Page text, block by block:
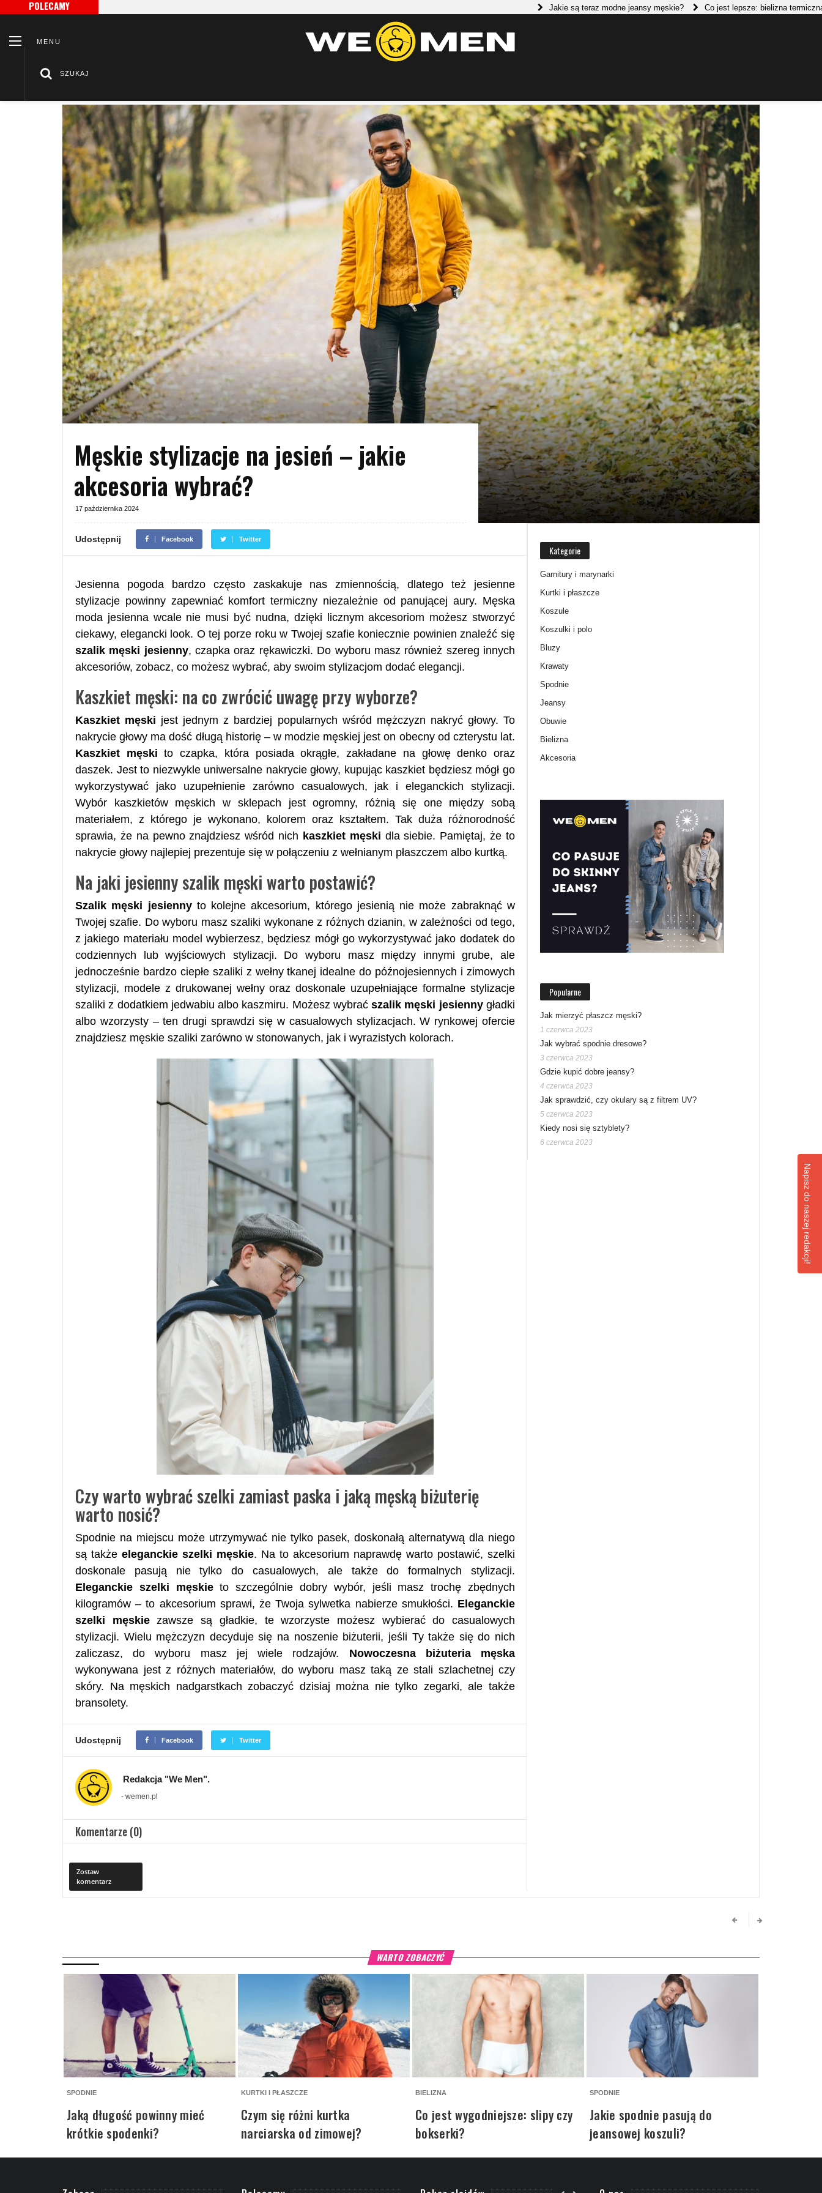
POLECAMY Jakie są teraz modne jeansy męskie?
Co jest lepsze: bielizna termiczna czy
MENU
SZUKAJ
Męskie stylizacje na jesień – jakie
akcesoria wybrać?
17 października 2024
Udostępnij Facebook Twitter
Jesienna pogoda bardzo często zaskakuje nas zmiennością, dlatego też jesienne
stylizacje powinny zapewniać komfort termiczny niezależnie od panującej aury. Męska
moda jesienna wcale nie musi być nudna, dzięki licznym akcesoriom możesz stworzyć
ciekawy, elegancki look. O tej porze roku w Twojej szafie koniecznie powinien znaleźć się
szalik męski jesienny, czapka oraz rękawiczki. Do wyboru masz również szereg innych
akcesoriów, zobacz, co możesz wybrać, aby swoim stylizacjom dodać elegancji.
Kaszkiet męski: na co zwrócić uwagę przy wyborze?
Kaszkiet męski jest jednym z bardziej popularnych wśród mężczyzn nakryć głowy. To
nakrycie głowy ma dość długą historię – w modzie męskiej jest on obecny od czterystu lat.
Kaszkiet męski to czapka, która posiada okrągłe, zakładane na głowę denko oraz
daszek. Jest to niezwykle uniwersalne nakrycie głowy, kupując kaszkiet będziesz mógł go
wykorzystywać jako uzupełnienie zarówno casualowych, jak i eleganckich stylizacji.
Wybór kaszkietów męskich w sklepach jest ogromny, różnią się one między sobą
materiałem, z którego je wykonano, kolorem oraz kształtem. Tak duża różnorodność
sprawia, że na pewno znajdziesz wśród nich kaszkiet męski dla siebie. Pamiętaj, że to
nakrycie głowy najlepiej prezentuje się w połączeniu z wełnianym płaszczem albo kurtką.
Na jaki jesienny szalik męski warto postawić?
Szalik męski jesiennyto kolejne akcesorium, którego jesienią nie może zabraknąć w
Twojej szafie. Do wyboru masz szaliki wykonane z różnych dzianin, w zależności od tego,
z jakiego materiału model wybierzesz, będziesz mógł go wykorzystywać jako dodatek do
codziennych lub wyjściowych stylizacji. Do wyboru masz między innymi grube, ale
jednocześnie bardzo ciepłe szaliki z wełny tkanej idealne do późnojesiennych i zimowych
stylizacji, modele z drukowanej wełny oraz doskonale uzupełniające formalne stylizacje
szaliki z dodatkiem jedwabiu albo kaszmiru. Możesz wybraćszalik męski jesiennygładki
albo wzorzysty – ten drugi sprawdzi się w casualowych stylizacjach. W rynkowej ofercie
znajdziesz męskie szaliki zarówno w stonowanych, jak i wyrazistych kolorach.
Czy warto wybrać szelki zamiast paska i jaką męską biżuterię
warto nosić?
Spodnie na miejscu może utrzymywać nie tylko pasek, doskonałą alternatywą dla niego
są także eleganckie szelki męskie. Na to akcesorium naprawdę warto postawić, szelki
doskonale pasują nie tylko do casualowych, ale także do formalnych stylizacji.
Eleganckie szelki męskieto szczególnie dobry wybór, jeśli masz trochę zbędnych
kilogramów – to akcesorium sprawi, że Twoja sylwetka nabierze smukłości. Eleganckie
szelki męskiezawsze są gładkie, te wzorzyste możesz wybierać do casualowych
stylizacji. Wielu mężczyzn decyduje się na noszenie biżuterii, jeśli Ty także się do nich
zaliczasz, do wyboru masz jej wiele rodzajów. Nowoczesna biżuteria męska
wykonywana jest z różnych materiałów, do wyboru masz taką ze stali szlachetnej czy
skóry. Na męskich nadgarstkach zobaczyć dzisiaj można nie tylko zegarki, ale także
bransolety.
Udostępnij Facebook Twitter
Redakcja "We Men".
- wemen.pl
Komentarze (0)
Zostaw
komentarz
Kategorie
Garnitury i marynarki
Kurtki i płaszcze
Koszule
Koszulki i polo
Bluzy
Krawaty
Spodnie
Jeansy
Obuwie
Bielizna
Akcesoria
Popularne
Jak mierzyć płaszcz męski?
1 czerwca 2023
Jak wybrać spodnie dresowe?
3 czerwca 2023
Gdzie kupić dobre jeansy?
4 czerwca 2023
Jak sprawdzić, czy okulary są z filtrem UV?
5 czerwca 2023
Kiedy nosi się sztyblety?
6 czerwca 2023
WARTO ZOBACZYĆ
SPODNIE
Jaką długość powinny mieć
krótkie spodenki?
KURTKI I PŁASZCZE
Czym się różni kurtka
narciarska od zimowej?
BIELIZNA
Co jest wygodniejsze: slipy czy
bokserki?
SPODNIE
Jakie spodnie pasują do
jeansowej koszuli?
Napisz do naszej redakcji!